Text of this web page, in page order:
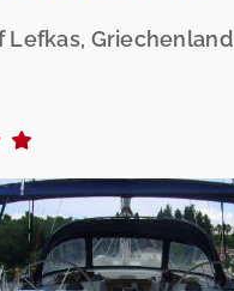
Lefkas, Griechenland